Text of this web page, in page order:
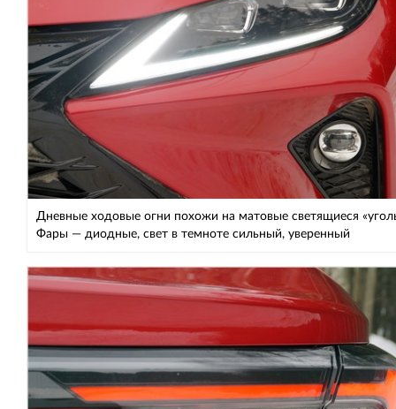
Дневные ходовые огни похожи на матовые светящиеся
Фары — диодные, свет в темноте сильный, уверенный